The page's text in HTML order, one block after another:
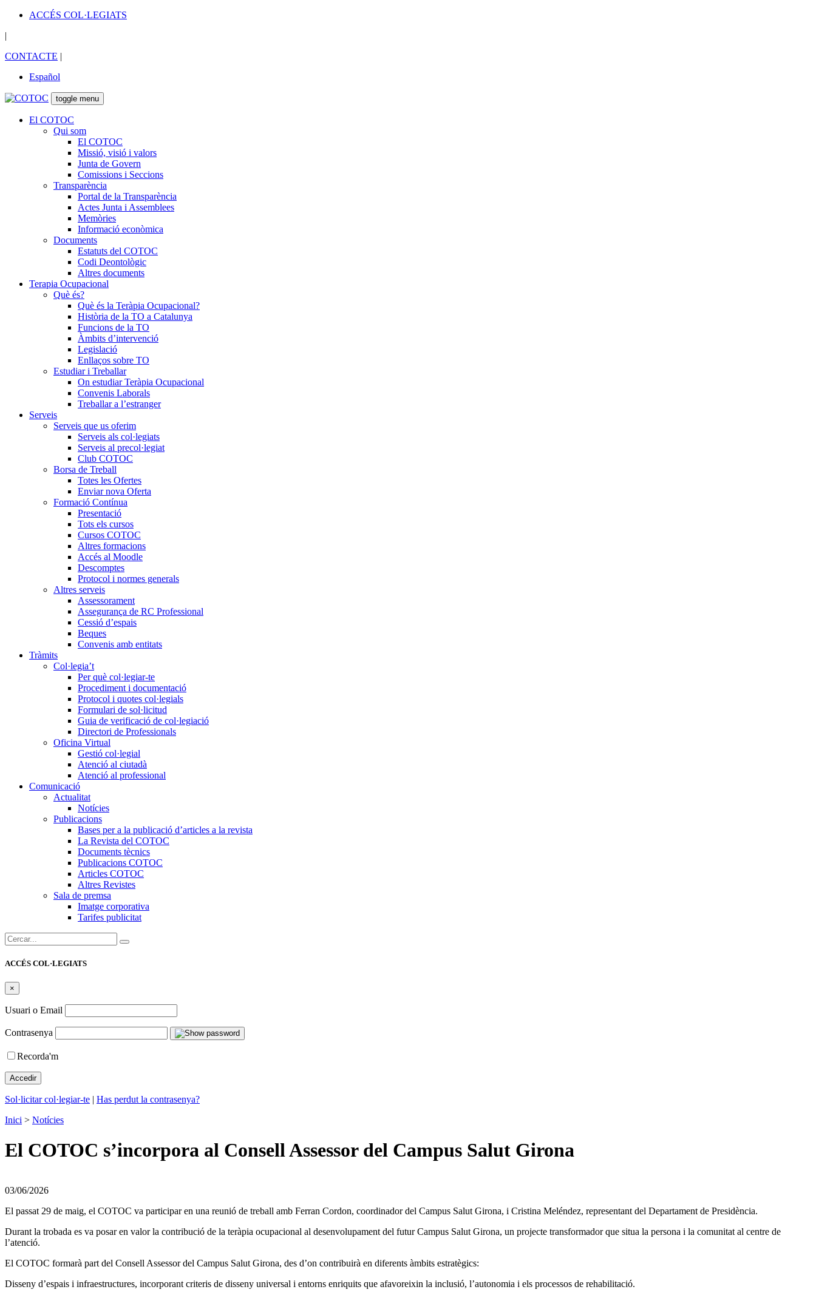
ACCÉS COL·LEGIATS
|
CONTACTE |
Español
toggle menu
El COTOC
Qui som
El COTOC
Missió, visió i valors
Junta de Govern
Comissions i Seccions
Transparència
Portal de la Transparència
Actes Junta i Assemblees
Memòries
Informació econòmica
Documents
Estatuts del COTOC
Codi Deontològic
Altres documents
Terapia Ocupacional
Què és?
Què és la Teràpia Ocupacional?
Història de la TO a Catalunya
Funcions de la TO
Àmbits d’intervenció
Legislació
Enllaços sobre TO
Estudiar i Treballar
On estudiar Teràpia Ocupacional
Convenis Laborals
Treballar a l’estranger
Serveis
Serveis que us oferim
Serveis als col·legiats
Serveis al precol·legiat
Club COTOC
Borsa de Treball
Totes les Ofertes
Enviar nova Oferta
Formació Contínua
Presentació
Tots els cursos
Cursos COTOC
Altres formacions
Accés al Moodle
Descomptes
Protocol i normes generals
Altres serveis
Assessorament
Assegurança de RC Professional
Cessió d’espais
Beques
Convenis amb entitats
Tràmits
Col·legia’t
Per què col·legiar-te
Procediment i documentació
Protocol i quotes col·legials
Formulari de sol·licitud
Guia de verificació de col·legiació
Directori de Professionals
Oficina Virtual
Gestió col·legial
Atenció al ciutadà
Atenció al professional
Comunicació
Actualitat
Notícies
Publicacions
Bases per a la publicació d’articles a la revista
La Revista del COTOC
Documents tècnics
Publicacions COTOC
Articles COTOC
Altres Revistes
Sala de premsa
Imatge corporativa
Tarifes publicitat
Cercar:
ACCÉS COL·LEGIATS
×
Usuari o Email
Contrasenya
Recorda'm
Sol·licitar col·legiar-te | Has perdut la contrasenya?
Inici > Notícies
El COTOC s’incorpora al Consell Assessor del Campus Salut Girona
03/06/2026
El passat 29 de maig, el COTOC va participar en una reunió de treball amb Ferran Cordon, coordinador del Campus Salut Girona, i Cristina Meléndez, representant del Departament de Presidència.
Durant la trobada es va posar en valor la contribució de la teràpia ocupacional al desenvolupament del futur Campus Salut Girona, un projecte transformador que situa la persona i la comunitat al centre de
l’atenció.
El COTOC formarà part del Consell Assessor del Campus Salut Girona, des d’on contribuirà en diferents àmbits estratègics:
Disseny d’espais i infraestructures, incorporant criteris de disseny universal i entorns enriquits que afavoreixin la inclusió, l’autonomia i els processos de rehabilitació.